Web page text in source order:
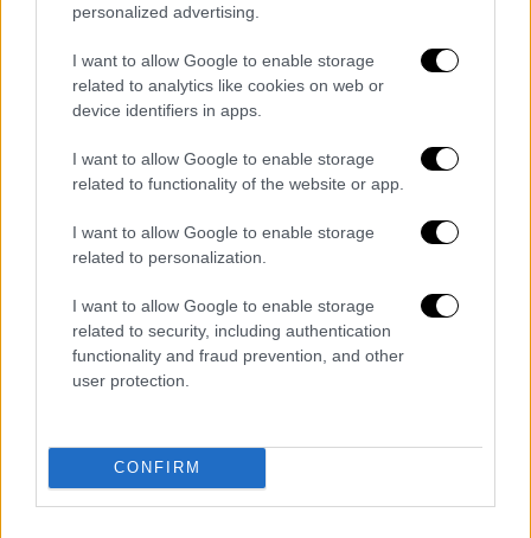
personalized advertising.
I want to allow Google to enable storage
related to analytics like cookies on web or
device identifiers in apps.
I want to allow Google to enable storage
related to functionality of the website or app.
I want to allow Google to enable storage
related to personalization.
I want to allow Google to enable storage
related to security, including authentication
functionality and fraud prevention, and other
user protection.
CONFIRM
Έτσι, έγραψε στον λογαριασμό του στο
twitter: «Ο Όλε Γκούναρ Σόλσκιερ είναι ένας
ξεχωριστός άνθρωπος. Η σούπερ αλλαγή της
Μάντσεστερ Γιουνάιτεντ. Παίκτης και
προπονητής. Τρελό. Μπορείς να νιώσεις το
πάθος που έχει για τον σύλλογο και την
καθώς εξηγεί την τρομερή ικανότητα της
ομάδας στην αντεπίθεση όλα τα χρόνια. Το
παρελθόν και το παρόν. Ουάου!».
Βέβαια, ο ΜακΓκρέγκορ έχει παραδεχτεί
πως είναι φίλος των «μπέμπηδων».
Διαβάστε ακόμη